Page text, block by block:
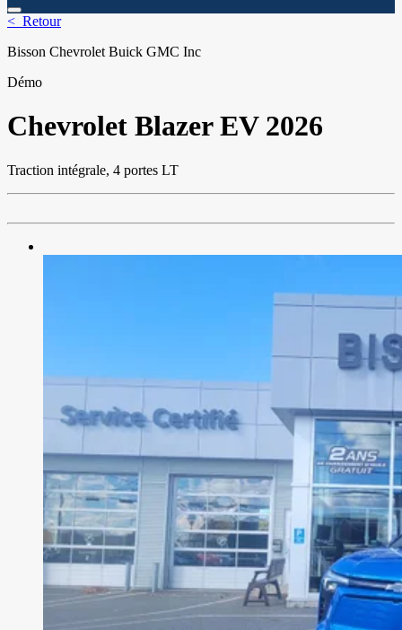
< Retour
Bisson Chevrolet Buick GMC Inc
Démo
Chevrolet Blazer EV 2026
Traction intégrale, 4 portes LT